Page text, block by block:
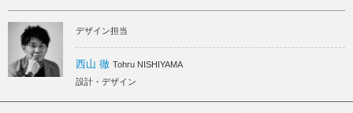
多くの人が行き交うコンコースや百貨店にある今回の区画では、中島大
祥堂のお菓子の代表的な材でもある栗のフォルムを感じさせる特徴的な
販売カウンターが人々の目を止める役割を担います。
素材の質量を併せ持ったデザインです。
デザイン担当
西山 徹 Tohru NISHIYAMA
設計・デザイン